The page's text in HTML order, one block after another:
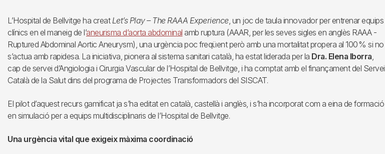
L’Hospital de Bellvitge ha creatLet’s Play – The RAAA Experience, un joc de taula innovador per entrenar equips
clínics en el maneig de l’aneurisma d’aorta abdominal amb ruptura (AAAR, per les seves sigles en anglès RAAA -
Ruptured Abdominal Aortic Aneurysm), una urgència poc freqüent però amb una mortalitat propera al 100 % si no
s’actua amb rapidesa. La iniciativa, pionera al sistema sanitari català, ha estat liderada per la Dra. Elena Iborra,
cap de servei d’Angiologia i Cirurgia Vascular de l’Hospital de Bellvitge, i ha comptat amb el finançament del Servei
Català de la Salut dins del programa de Projectes Transformadors del SISCAT.
El pilot d’aquest recurs gamificat ja s’ha editat en català, castellà i anglès, i s’ha incorporat com a eina de formació
en simulació per a equips multidisciplinaris de l’Hospital de Bellvitge.
Una urgència vital que exigeix màxima coordinació